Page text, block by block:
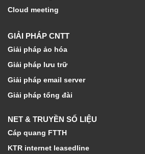
Cloud meeting
GIẢI PHÁP CNTT
Giải pháp ảo hóa
Giải pháp lưu trữ
Giải pháp email server
Giải pháp tổng đài
NET & TRUYỀN SỐ LIỆU
Cáp quang FTTH
KTR internet leasedline